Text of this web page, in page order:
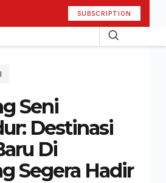
SUBSCRIPTION
Seni
Destinasi
Di
Segera Hadir